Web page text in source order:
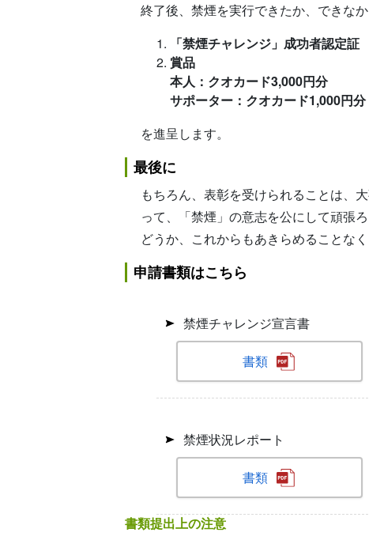
終了後、禁煙を実行できたか、できな
「禁煙チャレンジ」成功者認定証
賞品
本人：クオカード3,000円分
サポーター：クオカード1,000円分
を進呈します。
最後に
もちろん、表彰を受けられることは、
って、「禁煙」の意志を公にして頑張
どうか、これからもあきらめることな
申請書類はこちら
禁煙チャレンジ宣言書
書類
禁煙状況レポート
書類
書類提出上の注意